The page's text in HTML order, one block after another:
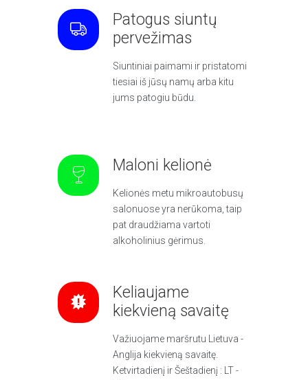
Patogus siuntų
pervežimas
Siuntiniai paimami ir pristatomi
tiesiai iš jūsų namų arba kitu
jums patogiu būdu.
Maloni kelionė
Kelionės metu mikroautobusų
salonuose yra nerūkoma, taip
pat draudžiama vartoti
alkoholinius gėrimus.
Keliaujame
kiekvieną savaitę
Važiuojame maršrutu Lietuva -
Anglija kiekvieną savaitę.
Ketvirtadienį ir Šeštadienį : LT -